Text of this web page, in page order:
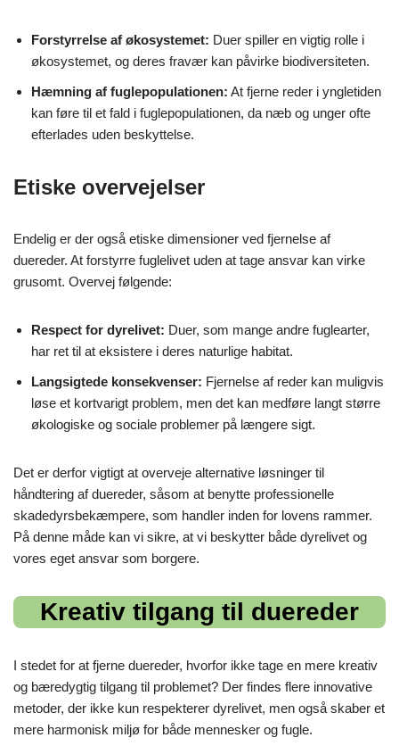
Forstyrrelse af økosystemet: Duer spiller en vigtig rolle i
økosystemet, og deres fravær kan påvirke biodiversiteten.
Hæmning af fuglepopulationen: At fjerne reder i yngletiden
kan føre til et fald i fuglepopulationen, da næb og unger ofte
efterlades uden beskyttelse.
Etiske overvejelser
Endelig er der også etiske dimensioner ved fjernelse af
duereder. At forstyrre fuglelivet uden at tage ansvar kan virke
grusomt. Overvej følgende:
Respect for dyrelivet: Duer, som mange andre fuglearter,
har ret til at eksistere i deres naturlige habitat.
Langsigtede konsekvenser: Fjernelse af reder kan muligvis
løse et kortvarigt problem, men det kan medføre langt større
økologiske og sociale problemer på længere sigt.
Det er derfor vigtigt at overveje alternative løsninger til
håndtering af duereder, såsom at benytte professionelle
skadedyrsbekæmpere, som handler inden for lovens rammer.
På denne måde kan vi sikre, at vi beskytter både dyrelivet og
vores eget ansvar som borgere.
Kreativ tilgang til duereder
I stedet for at fjerne duereder, hvorfor ikke tage en mere kreativ
og bæredygtig tilgang til problemet? Der findes flere innovative
metoder, der ikke kun respekterer dyrelivet, men også skaber et
mere harmonisk miljø for både mennesker og fugle.